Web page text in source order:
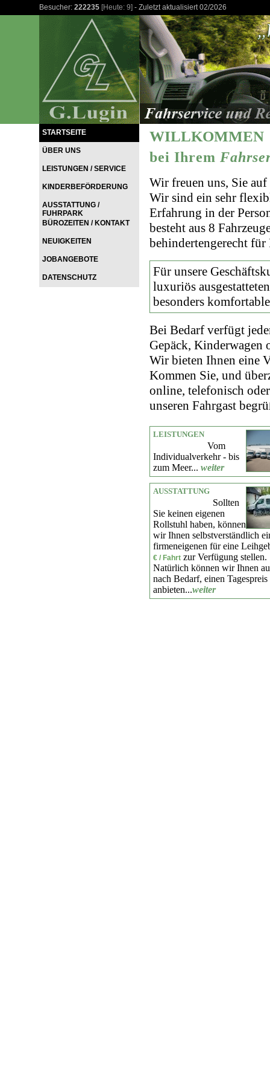
Besucher: 222235 [Heute: 9] - Zuletzt aktualisiert 02/2026
STARTSEITE
ÜBER UNS
LEISTUNGEN / SERVICE
KINDERBEFÖRDERUNG
AUSSTATTUNG /
FUHRPARK
BÜROZEITEN / KONTAKT
NEUIGKEITEN
JOBANGEBOTE
DATENSCHUTZ
WILLKOMMEN
bei Ihrem
Wir freuen uns, Sie
Wir sind ein sehr
Erfahrung in der
besteht aus 8
behindertengerecht
Für unsere
luxuriös
besonders
Bei Bedarf verfügt
Gepäck, Kinderwagen
Wir bieten Ihnen eine
Kommen Sie, und
online, telefonisch
unseren Fahrgast
LEISTUNGEN
Vom
Individualverkehr - bis
zum Meer... weiter
AUSSTATTUNG
Sollten
Sie keinen eigenen
Rollstuhl haben, können
wir Ihnen selbstverständlich
firmeneigenen für eine
€ / Fahrtzur Verfügung stellen.
Natürlich können wir Ihnen
nach Bedarf, einen Tagespreis
anbieten...weiter